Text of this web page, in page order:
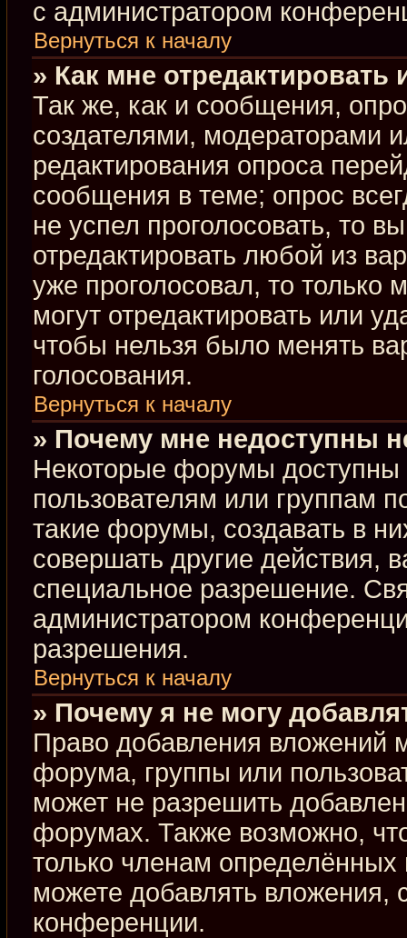
с администратором
Вернуться к началу
» Как мне отредактировать
Так же, как и сообщения,
создателями, модераторами
редактирования опроса
сообщения в теме; опрос
не успел проголосовать, то
отредактировать любой из
уже проголосовал, то
могут отредактировать или
чтобы нельзя было менять
голосования.
Вернуться к началу
» Почему мне недоступны
Некоторые форумы доступны
пользователям или группам
такие форумы, создавать в
совершать другие действия,
специальное разрешение.
администратором
разрешения.
Вернуться к началу
» Почему я не могу
Право добавления вложений
форума, группы или
может не разрешить
форумах. Также возможно,
только членам
можете добавлять вложения,
конференции.